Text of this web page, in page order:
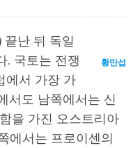
황만섭
난 뒤 독일
. 국토는 전쟁
에서 가장 가
서도 남쪽에서는 신
을 가진 오스트리아
에서는 프로이센의